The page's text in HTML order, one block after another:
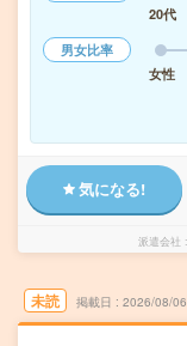
20代
男女比率
女性
気になる!
派遣会社
未読 掲載日 2026/08/06